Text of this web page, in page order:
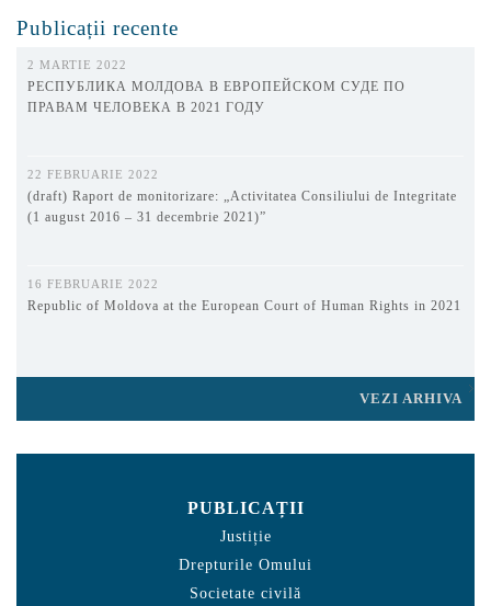
Publicații recente
2 MARTIE 2022
РЕСПУБЛИКА МОЛДОВА В ЕВРОПЕЙСКОМ СУДЕ ПО
ПРАВАМ ЧЕЛОВЕКА В 2021 ГОДУ
22 FEBRUARIE 2022
(draft) Raport de monitorizare: „Activitatea Consiliului de Integritate
(1 august 2016 – 31 decembrie 2021)”
16 FEBRUARIE 2022
Republic of Moldova at the European Court of Human Rights in 2021
VEZI ARHIVA
PUBLICAȚII
Justiție
Drepturile Omului
Societate civilă